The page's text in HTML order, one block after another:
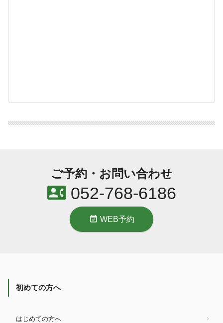
ご予約・お問い合わせ
contact_phone052-768-6186
event_available WEB予約
初めての方へ
はじめての方へ